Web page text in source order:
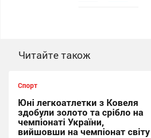
Читайте також
Спорт
Юні легкоатлетки з Ковеля
здобули золото та срібло на
чемпіонаті України,
вийшовши на чемпіонат світу